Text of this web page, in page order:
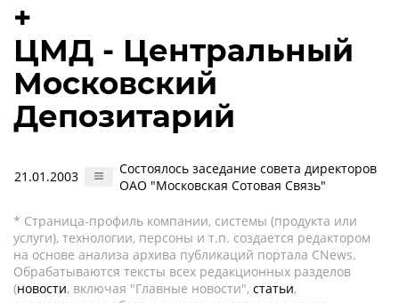
+
ЦМД - Центральный
Московский
Депозитарий
21.01.2003
Состоялось заседание совета директоров
ОАО "Московская Сотовая Связь"
* Страница-профиль компании, системы (продукта или
услуги), технологии, персоны и т.п. создается редактором
на основе анализа архива публикаций портала CNews.
Обрабатываются тексты всех редакционных разделов
(новости, включая "Главные новости", статьи,